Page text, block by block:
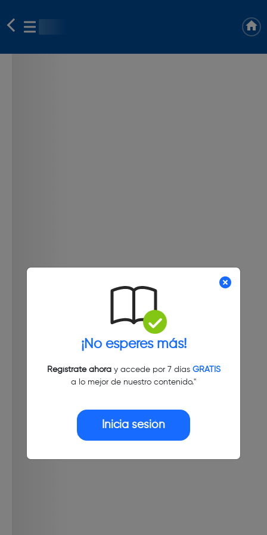
¡No esperes más!
Regístrate ahoray accede por 7 días GRATIS
a lo mejor de nuestro contenido."
Inicia sesión